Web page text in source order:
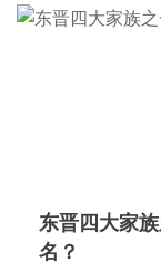
东晋四大家
名？